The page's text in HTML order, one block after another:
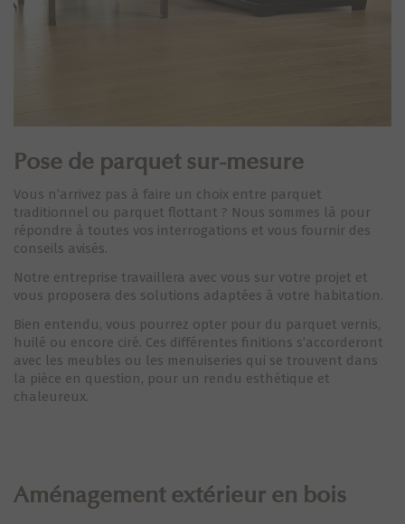
Pose de parquet sur-mesure
Vous n’arrivez pas à faire un choix entre parquet
traditionnel ou parquet flottant ? Nous sommes là pour
répondre à toutes vos interrogations et vous fournir des
conseils avisés.
Notre entreprise travaillera avec vous sur votre projet et
vous proposera des solutions adaptées à votre habitation.
Bien entendu, vous pourrez opter pour du parquet vernis,
huilé ou encore ciré. Ces différentes finitions s’accorderont
avec les meubles ou les menuiseries qui se trouvent dans
la pièce en question, pour un rendu esthétique et
chaleureux.
Aménagement extérieur en bois